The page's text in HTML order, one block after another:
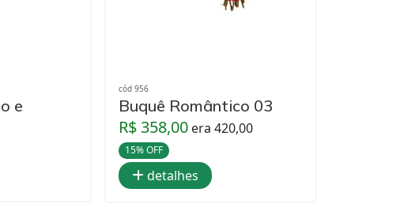
e
cód 956
Buquê Romântico 03
R$ 358,00 era 420,00
15% OFF
detalhes